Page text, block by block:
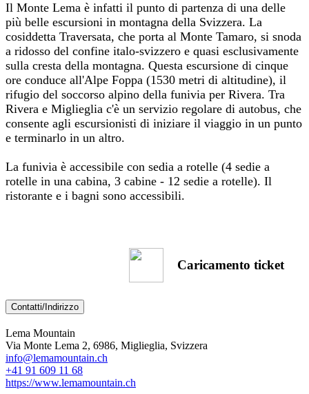
Il Monte Lema è infatti il punto di partenza di una delle
più belle escursioni in montagna della Svizzera. La
cosiddetta Traversata, che porta al Monte Tamaro, si snoda
a ridosso del confine italo-svizzero e quasi esclusivamente
sulla cresta della montagna. Questa escursione di cinque
ore conduce all'Alpe Foppa (1530 metri di altitudine), il
rifugio del soccorso alpino della funivia per Rivera. Tra
Rivera e Miglieglia c'è un servizio regolare di autobus, che
consente agli escursionisti di iniziare il viaggio in un punto
e terminarlo in un altro.
La funivia è accessibile con sedia a rotelle (4 sedie a
rotelle in una cabina, 3 cabine - 12 sedie a rotelle). Il
ristorante e i bagni sono accessibili.
Caricamento ticket
Contatti/Indirizzo
Lema Mountain
Via Monte Lema 2, 6986, Miglieglia, Svizzera
info@lemamountain.ch
+41 91 609 11 68
https://www.lemamountain.ch